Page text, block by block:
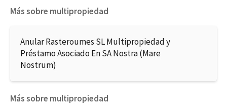
Más sobre multipropiedad
Anular Rasteroumes SL Multipropiedad y
Préstamo Asociado En SA Nostra (Mare
Nostrum)
Más sobre multipropiedad